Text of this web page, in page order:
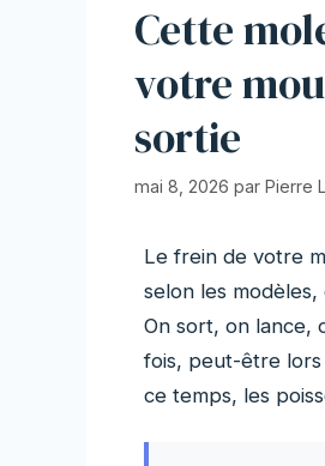
Cette
votre
sortie
mai 8, 2026 par Pierre
Le frein de votre
selon les
On sort, on lance,
fois, peut-être lors
ce temps, les